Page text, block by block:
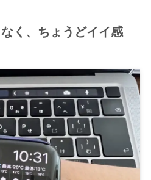
く、ちょうどイイ感